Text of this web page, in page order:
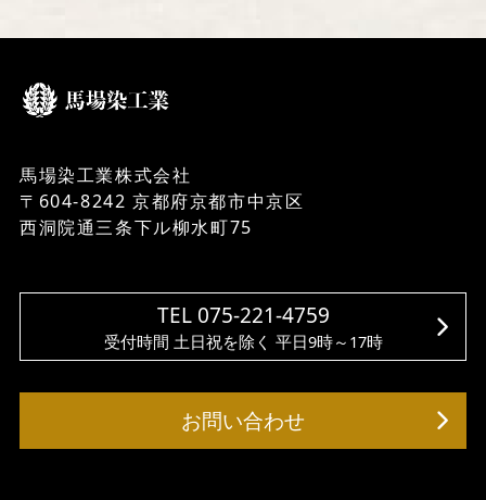
馬場染工業株式会社
〒604-8242 京都府京都市中京区
西洞院通三条下ル柳水町75
TEL 075-221-4759
受付時間 土日祝を除く 平日9時～17時
お問い合わせ